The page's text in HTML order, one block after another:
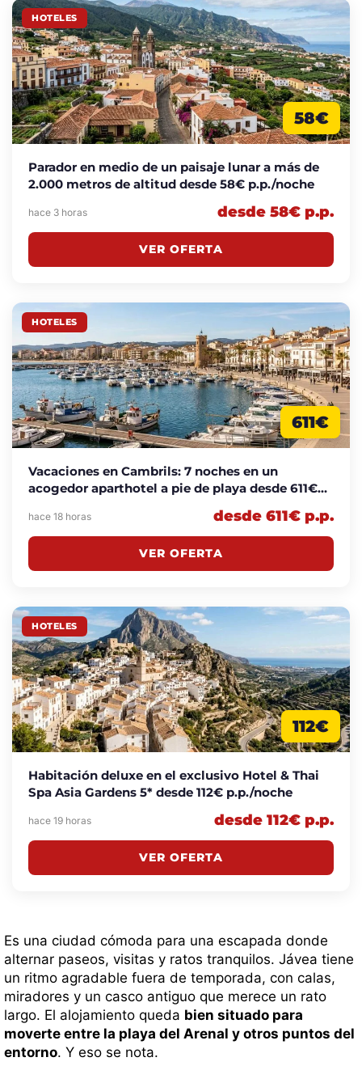
HOTELES
58€
Parador en medio de un paisaje lunar a más de
2.000 metros de altitud desde 58€ p.p./noche
hace 3 horas desde 58€ p.p.
VER OFERTA
HOTELES
611€
Vacaciones en Cambrils: 7 noches en un
acogedor aparthotel a pie de playa desde 611€
hace 18 horas desde 611€ p.p.
VER OFERTA
HOTELES
112€
Habitación deluxe en el exclusivo Hotel & Thai
Spa Asia Gardens 5* desde 112€ p.p./noche
hace 19 horas desde 112€ p.p.
VER OFERTA
Es una ciudad cómoda para una escapada donde
alternar paseos, visitas y ratos tranquilos. Jávea tiene
un ritmo agradable fuera de temporada, con calas,
miradores y un casco antiguo que merece un rato
largo. El alojamiento queda bien situado para
moverte entre la playa del Arenal y otros puntos del
entorno. Y eso se nota.